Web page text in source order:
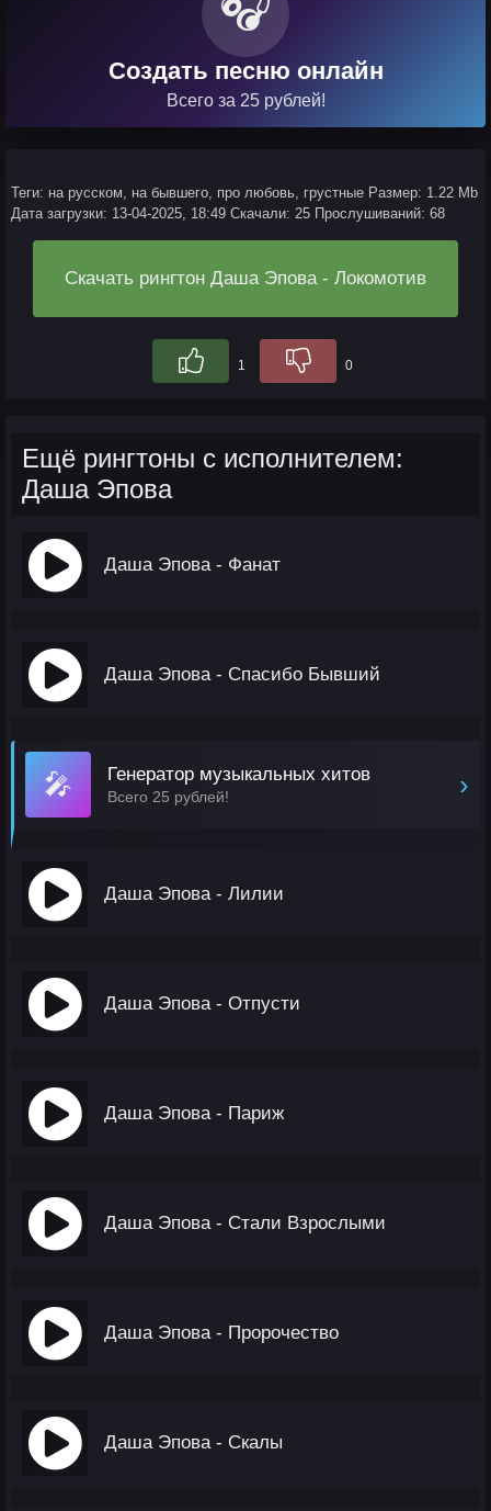
Создать песню онлайн
Всего за 25 рублей!
Теги: на русском, на бывшего, про любовь, грустные Размер: 1.22 Mb
Дата загрузки: 13-04-2025, 18:49 Скачали: 25 Прослушиваний: 68
Скачать рингтон Даша Эпова - Локомотив
1 0
Ещё рингтоны с исполнителем:
Даша Эпова
Даша Эпова - Фанат
Даша Эпова - Спасибо Бывший
🎤 Генератор музыкальных хитов
Всего 25 рублей! ›
Даша Эпова - Лилии
Даша Эпова - Отпусти
Даша Эпова - Париж
Даша Эпова - Стали Взрослыми
Даша Эпова - Пророчество
Даша Эпова - Скалы